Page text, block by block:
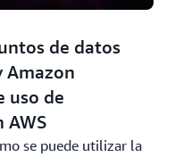
de datos
Amazon
uso de
AWS
se puede utilizar la